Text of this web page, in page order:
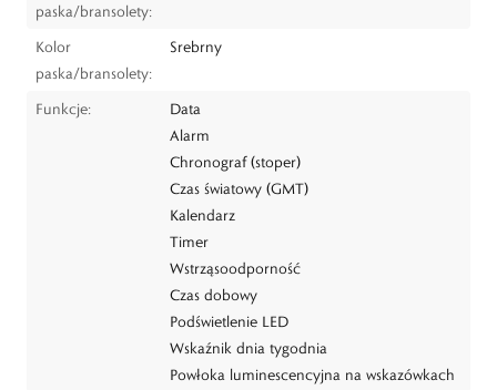
paska/bransolety:
Kolor
paska/bransolety:
Srebrny
Funkcje:
Data
Alarm
Chronograf (stoper)
Czas światowy (GMT)
Kalendarz
Timer
Wstrząsoodporność
Czas dobowy
Podświetlenie LED
Wskaźnik dnia tygodnia
Powłoka luminescencyjna na wskazówkach